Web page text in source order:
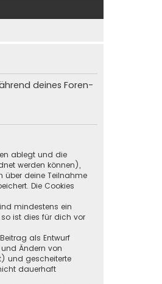
deines Foren-
ablegt und die
werden können),
über deine Teilnahme
Die Cookies
mindestens ein
so ist dies für dich vor
als Entwurf
Ändern von
und gescheiterte
dauerhaft